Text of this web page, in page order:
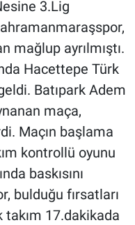
3.Lig
mağlup ayrılmıştı.
Hacettepe Türk
Batıpark Adem
maça,
Maçın başlama
kontrollü oyunu
baskısını
bulduğu fırsatları
17.dakikada